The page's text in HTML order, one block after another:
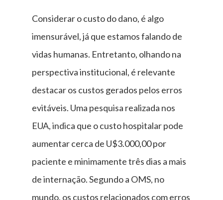
Considerar o custo do dano, é algo
imensurável, já que estamos falando de
vidas humanas. Entretanto, olhando na
perspectiva institucional, é relevante
destacar os custos gerados pelos erros
evitáveis. Uma pesquisa realizada nos
EUA, indica que o custo hospitalar pode
aumentar cerca de U$3.000,00 por
paciente e minimamente três dias a mais
de internação. Segundo a OMS, no
mundo, os custos relacionados com erros